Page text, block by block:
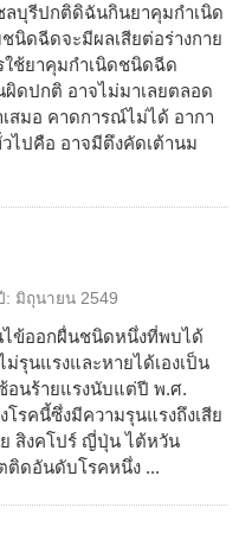
ลบุรีปกติดิฉันกินยาคุมกำเนิด
นิดฉีดจะมีผลเสียต่อร่างกาย
ใช้ยาคุมกำเนิดชนิดฉีด
ดปกติ อาจไม่มาเลยตลอด
สมอ คาดการณ์ไม่ได้ อากา
ไปคือ อาจมีตึงคัดเต้านม
: มิถุนายน 2549
ไข้ออกผื่นชนิดหนึ่งที่พบได้
รุนแรงและหายได้เองเป็น
อนร้ายแรงนับแต่ปี พ.ศ.
รคนี้ซึ่งมีความรุนแรงถึงเสีย
ย สิงคโปร์ ญี่ปุ่น ไต้หวัน
ติดอันดับโรคหนึ่ง ...